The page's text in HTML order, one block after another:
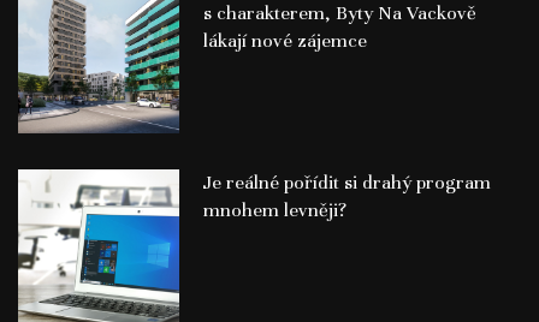
s charakterem, Byty Na Vackově
lákají nové zájemce
Je reálné pořídit si drahý program
mnohem levněji?